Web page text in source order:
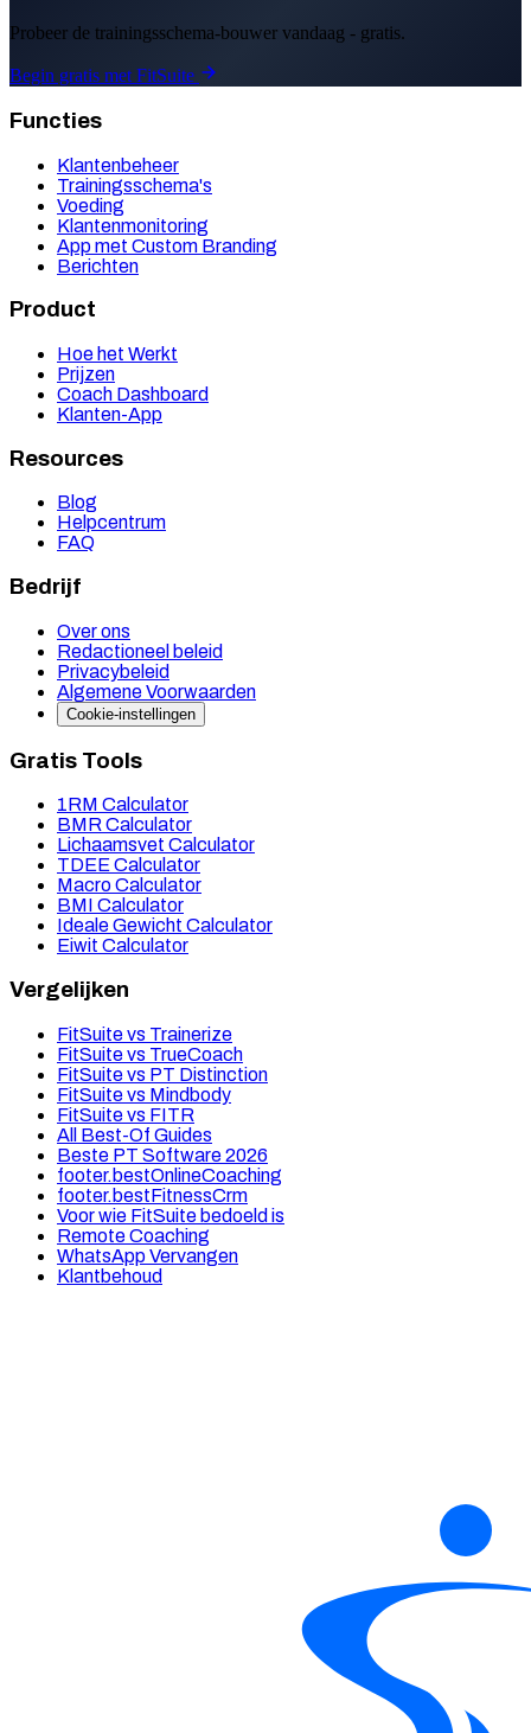
Probeer de trainingsschema-bouwer vandaag - gratis.
Begin gratis met FitSuite
Functies
Klantenbeheer
Trainingsschema's
Voeding
Klantenmonitoring
App met Custom Branding
Berichten
Product
Hoe het Werkt
Prijzen
Coach Dashboard
Klanten-App
Resources
Blog
Helpcentrum
FAQ
Bedrijf
Over ons
Redactioneel beleid
Privacybeleid
Algemene Voorwaarden
Cookie-instellingen
Gratis Tools
1RM Calculator
BMR Calculator
Lichaamsvet Calculator
TDEE Calculator
Macro Calculator
BMI Calculator
Ideale Gewicht Calculator
Eiwit Calculator
Vergelijken
FitSuite vs Trainerize
FitSuite vs TrueCoach
FitSuite vs PT Distinction
FitSuite vs Mindbody
FitSuite vs FITR
All Best-Of Guides
Beste PT Software 2026
footer.bestOnlineCoaching
footer.bestFitnessCrm
Voor wie FitSuite bedoeld is
Remote Coaching
WhatsApp Vervangen
Klantbehoud